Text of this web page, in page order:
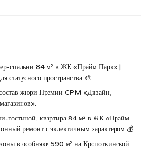
спальни 84 м² в ЖК «Прайм Парк» |
статусного пространства 🎨
жюри Премии CPM «Дизайн,
гостиной, квартира 84 м² в ЖК «Прайм
ремонт с эклектичным характером 💰
в особняке 590 м² на Кропоткинской